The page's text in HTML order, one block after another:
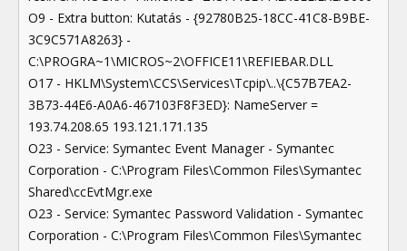
O9 - Extra button: Kutatás - {92780B25-18CC-41C8-B9BE-
3C9C571A8263} -
C:\PROGRA~1\MICROS~2\OFFICE11\REFIEBAR.DLL
O17 - HKLM\System\CCS\Services\Tcpip\..\{C57B7EA2-
3B73-44E6-A0A6-467103F8F3ED}: NameServer =
193.74.208.65 193.121.171.135
O23 - Service: Symantec Event Manager - Symantec
Corporation - C:\Program Files\Common Files\Symantec
Shared\ccEvtMgr.exe
O23 - Service: Symantec Password Validation - Symantec
Corporation - C:\Program Files\Common Files\Symantec